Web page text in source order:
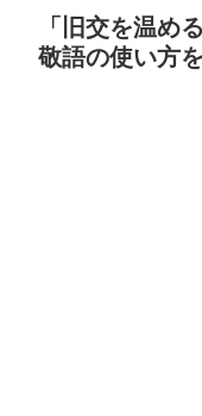
「旧交を温め
敬語の使い方